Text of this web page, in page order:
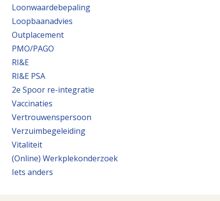
Loonwaardebepaling
Loopbaanadvies
Outplacement
PMO/PAGO
RI&E
RI&E PSA
2e Spoor re-integratie
Vaccinaties
Vertrouwenspersoon
Verzuimbegeleiding
Vitaliteit
(Online) Werkplekonderzoek
Iets anders